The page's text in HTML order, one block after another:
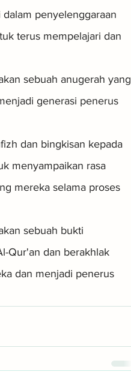
penyelenggaraan
terus mempelajari dan
sebuah anugerah yang
generasi penerus
dan bingkisan kepada
menyampaikan rasa
mereka selama proses
sebuah bukti
Qur'an dan berakhlak
dan menjadi penerus